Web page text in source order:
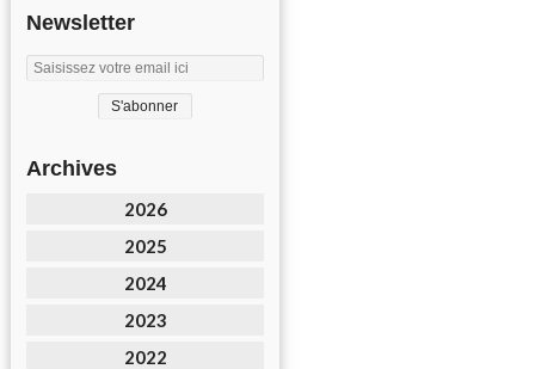
Newsletter
Archives
2026
2025
2024
2023
2022